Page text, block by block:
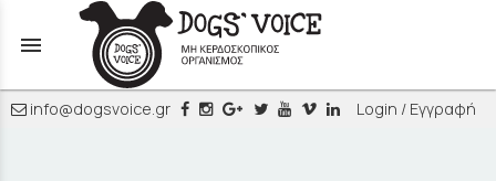
menu
info@dogsvoice.gr Login / Εγγραφή